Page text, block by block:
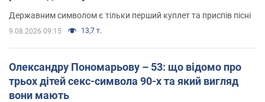
Державним символом є тільки перший куплет та приспів пісні
9.08.2026 09:15 13,7 т.
Олександру Пономарьову – 53: що відомо про
трьох дітей секс-символа 90-х та який вигляд
вони мають